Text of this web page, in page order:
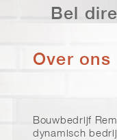
Bel
FOTO’S
Over ons
Bouwbedrijf
dynamisch